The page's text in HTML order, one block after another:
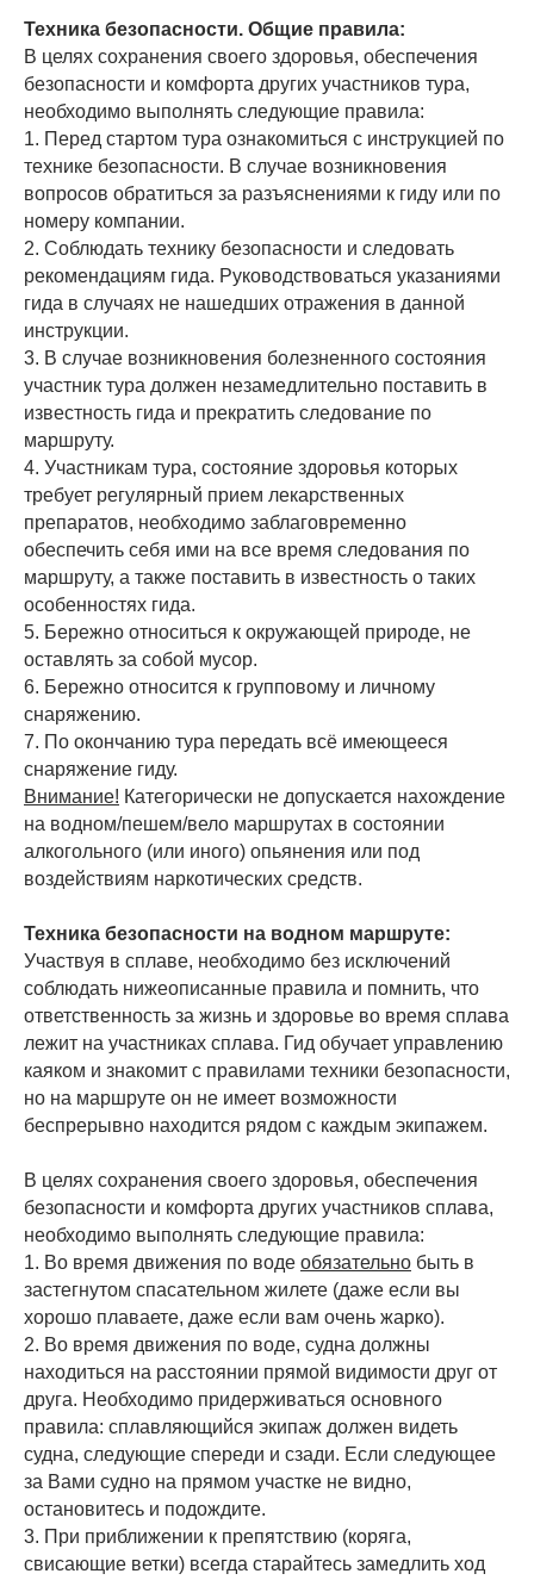
Техника безопасности. Общие правила:
В целях сохранения своего здоровья, обеспечения
безопасности и комфорта других участников тура,
необходимо выполнять следующие правила:
1. Перед стартом тура ознакомиться с инструкцией по
технике безопасности. В случае возникновения
вопросов обратиться за разъяснениями к гиду или по
номеру компании.
2. Соблюдать технику безопасности и следовать
рекомендациям гида. Руководствоваться указаниями
гида в случаях не нашедших отражения в данной
инструкции.
3. В случае возникновения болезненного состояния
участник тура должен незамедлительно поставить в
известность гида и прекратить следование по
маршруту.
4. Участникам тура, состояние здоровья которых
требует регулярный прием лекарственных
препаратов, необходимо заблаговременно
обеспечить себя ими на все время следования по
маршруту, а также поставить в известность о таких
особенностях гида.
5. Бережно относиться к окружающей природе, не
оставлять за собой мусор.
6. Бережно относится к групповому и личному
снаряжению.
7. По окончанию тура передать всё имеющееся
снаряжение гиду.
Внимание! Категорически не допускается нахождение
на водном/пешем/вело маршрутах в состоянии
алкогольного (или иного) опьянения или под
воздействиям наркотических средств.
Техника безопасности на водном маршруте:
Участвуя в сплаве, необходимо без исключений
соблюдать нижеописанные правила и помнить, что
ответственность за жизнь и здоровье во время сплава
лежит на участниках сплава. Гид обучает управлению
каяком и знакомит с правилами техники безопасности,
но на маршруте он не имеет возможности
беспрерывно находится рядом с каждым экипажем.
В целях сохранения своего здоровья, обеспечения
безопасности и комфорта других участников сплава,
необходимо выполнять следующие правила:
1. Во время движения по воде обязательно быть в
застегнутом спасательном жилете (даже если вы
хорошо плаваете, даже если вам очень жарко).
2. Во время движения по воде, судна должны
находиться на расстоянии прямой видимости друг от
друга. Необходимо придерживаться основного
правила: сплавляющийся экипаж должен видеть
судна, следующие спереди и сзади. Если следующее
за Вами судно на прямом участке не видно,
остановитесь и подождите.
3. При приближении к препятствию (коряга,
свисающие ветки) всегда старайтесь замедлить ход